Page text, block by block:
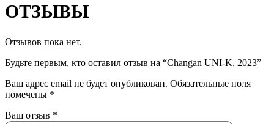
ОТЗЫВЫ
Отзывов пока нет.
Будьте первым, кто оставил отзыв на “Changan UNI-K, 2023”
Ваш адрес email не будет опубликован. Обязательные поля
помечены *
Ваш отзыв *